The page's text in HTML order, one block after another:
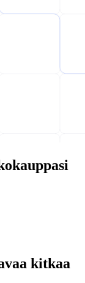
kitkaa